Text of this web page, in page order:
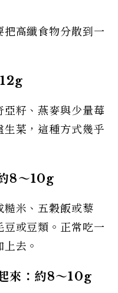
高纖食物分散到一
亞籽、燕麥與少量莓
菜，這種方式幾乎
8～10g
糙米、五穀飯或藜
或豆類。正常吃一
去。
來：約8～10g